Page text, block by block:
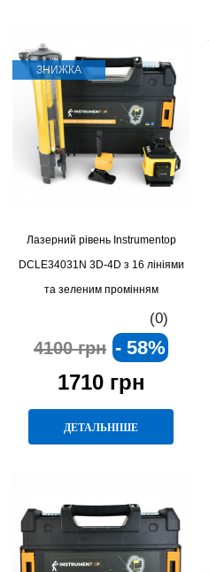
ЗНИЖКА
Лазерний рівень Instrumentop
DCLE34031N 3D-4D з 16 лініями
та зеленим промінням
(0)
4100 грн - 58%
1710 грн
ДЕТАЛЬНІШЕ